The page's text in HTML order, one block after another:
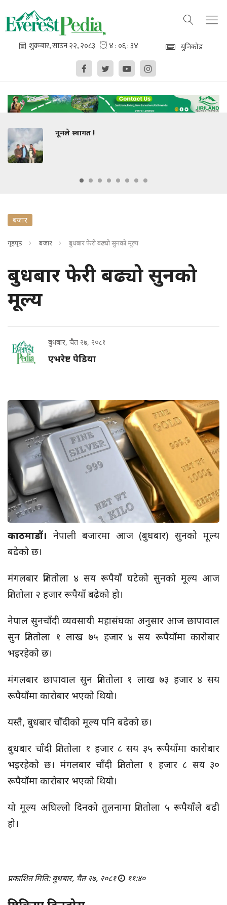
युनिकोड
नूनले स्वागत !
बजार
गृहपृष्ठ बजार बुधबार फेरी बढ्यो सुनको मूल्य
बुधबार फेरी बढ्यो सुनको
मूल्य
बुधबार, चैत २७, २०८१
एभरेष्ट पेडिया
काठमाडौं। नेपाली बजारमा आज (बुधबार) सुनको मूल्य
बढेको छ।
मंगलबार प्रतितोला ४ सय रूपैयाँ घटेको सुनको मूल्य आज
प्रतितोला २ हजार रूपैयाँ बढेको हो।
नेपाल सुनचाँदी व्यवसायी महासंघका अनुसार आज छापावाल
सुन प्रतितोला १ लाख ७५ हजार ४ सय रूपैयाँमा कारोबार
भइरहेको छ।
मंगलबार छापावाल सुन प्रतितोला १ लाख ७३ हजार ४ सय
रूपैयाँमा कारोबार भएको थियो।
यस्तै, बुधबार चाँदीको मूल्य पनि बढेको छ।
बुधबार चाँदी प्रतितोला १ हजार ८ सय ३५ रूपैयाँमा कारोबार
भइरहेको छ। मंगलबार चाँदी प्रतितोला १ हजार ८ सय ३०
रूपैयाँमा कारोबार भएको थियो।
यो मूल्य अघिल्लो दिनको तुलनामा प्रतितोला ५ रूपैयाँले बढी
हो।
प्रकाशित मिति: बुधबार, चैत २७, २०८१ ११:४०